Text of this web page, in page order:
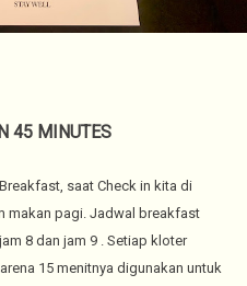
45 MINUTES
saat Check in kita di
makan pagi. Jadwal breakfast
8 dan jam 9 . Setiap kloter
15 menitnya digunakan untuk